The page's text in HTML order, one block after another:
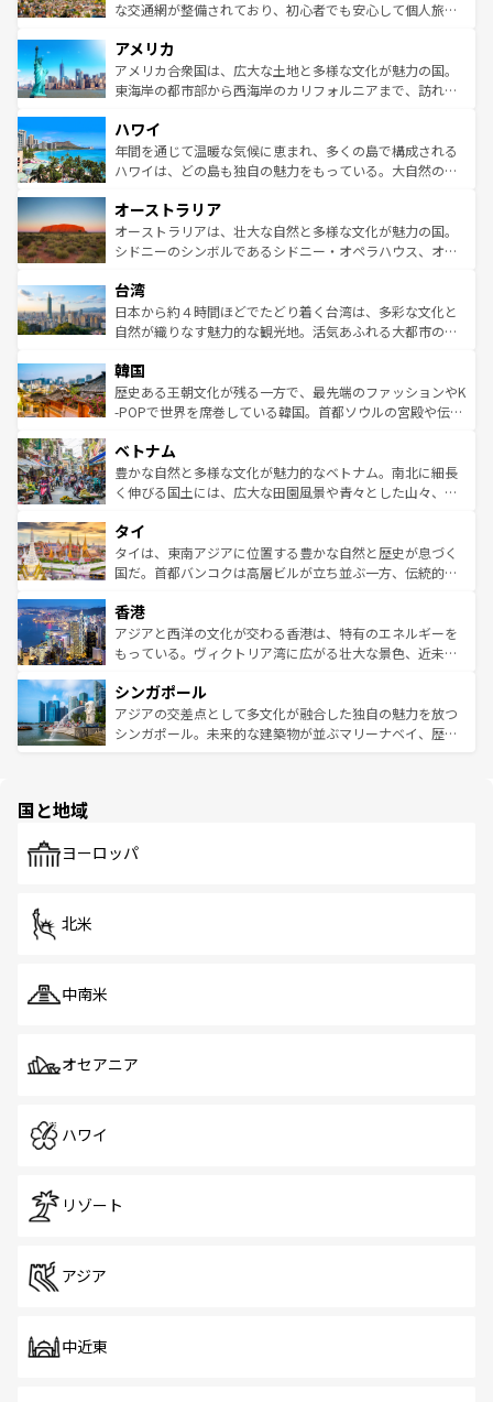
を参照してほしい。
戦など、本場だからこそできる体験も豊富。イギリスを旅
ンツ一覧を参照してほしい。
な交通網が整備されており、初心者でも安心して個人旅行
の建物がそのまま残る町や、スイスならではのユニークな
博物館もあり、アルプス観光だけでなく町歩きも満喫する
ことができる。国民の所得が高いため物価も高いが、旅行
ば市内交通費無料で観光を楽しむこともできる。 なお、新
着のスイス情報はコンテンツ一覧 を参照してほしい。
アメリカ
アメリカ合衆国は、広大な土地と多様な文化が魅力の国。
東海岸の都市部から西海岸のカリフォルニアまで、訪れる
のような巨大都市は、観光、ショッピング、エンターテイ
ンメントが詰まった刺激的なスポットだ。一方、アメリカ
西部には大自然が広がり、グランドキャニオンやイエロー
部のニューオーリンズでは、音楽と美食が融合した独特の
文化が魅力。旅行者はアメリカの各地域で異なる魅力を楽
しみながら、その多様性と豊かな歴史を感じることができ
ならではの贅沢な旅のスタイルだ。 なお、新着のアメリカ
情報はコンテンツ一覧を参照してほしい。
ハワイ
年間を通じて温暖な気候に恵まれ、多くの島で構成される
ハワイは、どの島も独自の魅力をもっている。大自然の神
ワイ島は見逃せない。また、定番の観光地といえばオアフ
島だが、静かな自然を求めるならマウイ島やカウアイ島が
おすすめ。エメラルドグリーンに輝く海をはじめ、豊かな
れるおもてなしの心で訪れる人々を迎えてくれるハワイの
人々、おいしいローカルフードやハワイアンミュージッ
ク、伝統的なフラダンスなど、すべてがハワイの魅力を彩
ワイを、存分に味わってほしい。 なお、新着のハワイ情報
はコンテンツ一覧を参照してほしい。
オーストラリア
オーストラリアは、壮大な自然と多様な文化が魅力の国。
シドニーのシンボルであるシドニー・オペラハウス、オー
リアリーフや大陸中央部にそびえるウルル（エアーズロッ
ク）、タスマニアの美しい原生林やケアンズの熱帯雨林な
ど、見どころがたくさん。また、カフェやワイン、オージ
いる。アクティビティも充実しており、サーフィンやダイ
ビング、ハイキングなど、アウトドア好きにはたまらな
い。オーストラリアの多彩な魅力を存分に味わいつくそ
参照してほしい。
台湾
日本から約４時間ほどでたどり着く台湾は、多彩な文化と
自然が織りなす魅力的な観光地。活気あふれる大都市の台
ン）、静ひつな山岳地帯である台湾東部など、都市の喧騒
と山間の静けさが共存しており、訪れる人に新しい発見と
驚きをもたらしてくれる。また、奥深い台湾の食文化も魅
容にもいいと評判のスイーツなど、バラエティ豊かな料理
が味わえる。 なお、新着の台湾情報は コンテンツ一覧を参
照してほしい。
韓国
歴史ある王朝文化が残る一方で、最先端のファッションやK
-POPで世界を席巻している韓国。首都ソウルの宮殿や伝統
き、地方に足を延ばせば四季折々の自然美を楽しむことが
できる。そして、キムチや焼肉、絶品のストリートフード
まで、さまざまな韓国料理が待っている。夜には、韓国な
リティに包まれながら、韓国の多彩な魅力を心ゆくまで味
わってみてほしい。 なお、新着の韓国情報はコンテンツ一
覧を参照してほしい。
ベトナム
豊かな自然と多様な文化が魅力的なベトナム。南北に細長
く伸びる国土には、広大な田園風景や青々とした山々、世
急速な発展と共に伝統が息づく。ハノイの古い町並みやホ
ーチミン市のフランス統治時代の建物も、独特の雰囲気を
醸し出している。また、バラエティの豊かさとおいしさで
とつ。フォーやバインミー、ベトナムコーヒーなどは、ぜ
ひ現地で味わいたい。どの地域を訪れてもあたたかい人々
が旅行者を迎えてくれるので、きっと忘れられない旅にな
参照してほしい。
タイ
タイは、東南アジアに位置する豊かな自然と歴史が息づく
国だ。首都バンコクは高層ビルが立ち並ぶ一方、伝統的な
の活気が交差している。北部ではチェンマイなどの山岳地
帯で自然と触れ合い、南部ではプーケットやクラビの美し
いビーチでリゾート気分を楽しむことができる。タイ料理
激する。気候は一年中温暖で、どの季節にも異なる楽しみ
が待っている。親しみやすいタイの人々、仏教を中心とし
た文化、そして多様な観光資源が、訪れる旅人を魅了し続
香港
アジアと西洋の文化が交わる香港は、特有のエネルギーを
もっている。ヴィクトリア湾に広がる壮大な景色、近未来
み、どこを訪れても感動するはず。観光スポットが密集し
ており、効率よく見どころを回れるのも魅力。息をのむよ
うな絶景から文化的な体験まで、香港を存分に楽しみ尽く
シンガポール
アジアの交差点として多文化が融合した独自の魅力を放つ
シンガポール。未来的な建築物が並ぶマリーナベイ、歴史
で、ホーカーズは地元の風情を楽しめる外せないスポット
国と地域
ヨーロッパ
北米
中南米
オセアニア
ハワイ
リゾート
アジア
中近東